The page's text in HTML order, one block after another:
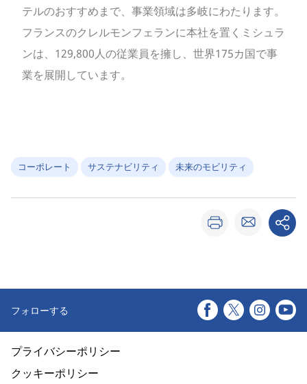
テルのおすすめまで、事業領域は多岐にわたります。
フランスのクレルモンフェランに本社を置くミシュラ
ンは、129,800人の従業員を擁し、世界175カ国で事
業を展開しています。
コーポレート サステナビリティ 未来のモビリティ
フォローする
プライバシーポリシー
クッキーポリシー